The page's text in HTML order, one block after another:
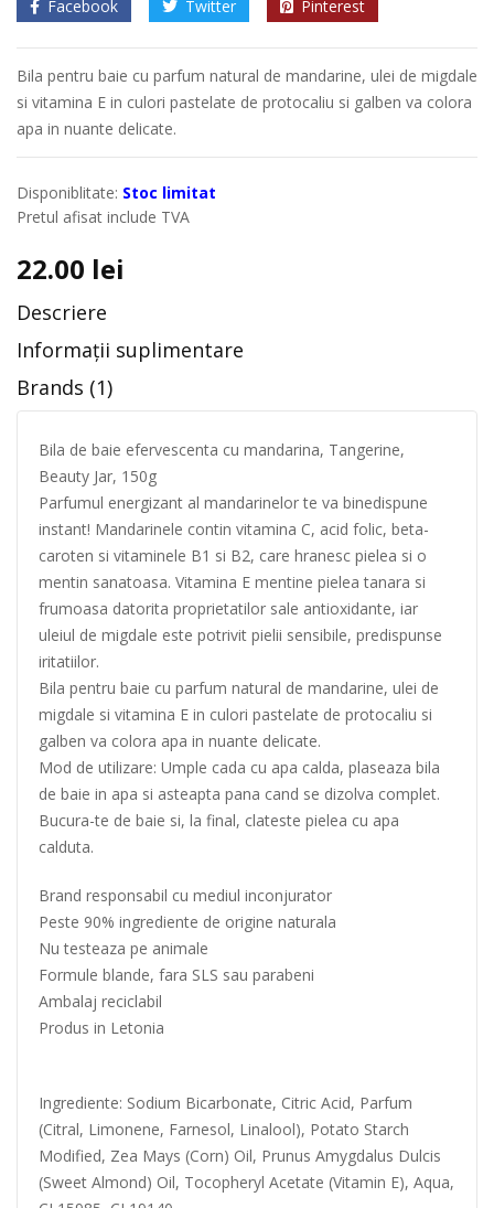
Facebook Twitter Pinterest
Bila pentru baie cu parfum natural de mandarine, ulei de migdale
si vitamina E in culori pastelate de protocaliu si galben va colora
apa in nuante delicate.
Disponiblitate: Stoc limitat
Pretul afisat include TVA
22.00 lei
Descriere
Informații suplimentare
Brands (1)
Bila de baie efervescenta cu mandarina, Tangerine,
Beauty Jar, 150g
Parfumul energizant al mandarinelor te va binedispune
instant! Mandarinele contin vitamina C, acid folic, beta-
caroten si vitaminele B1 si B2, care hranesc pielea si o
mentin sanatoasa. Vitamina E mentine pielea tanara si
frumoasa datorita proprietatilor sale antioxidante, iar
uleiul de migdale este potrivit pielii sensibile, predispunse
iritatiilor.
Bila pentru baie cu parfum natural de mandarine, ulei de
migdale si vitamina E in culori pastelate de protocaliu si
galben va colora apa in nuante delicate.
Mod de utilizare: Umple cada cu apa calda, plaseaza bila
de baie in apa si asteapta pana cand se dizolva complet.
Bucura-te de baie si, la final, clateste pielea cu apa
calduta.
Brand responsabil cu mediul inconjurator
Peste 90% ingrediente de origine naturala
Nu testeaza pe animale
Formule blande, fara SLS sau parabeni
Ambalaj reciclabil
Produs in Letonia
Ingrediente: Sodium Bicarbonate, Citric Acid, Parfum
(Citral, Limonene, Farnesol, Linalool), Potato Starch
Modified, Zea Mays (Corn) Oil, Prunus Amygdalus Dulcis
(Sweet Almond) Oil, Tocopheryl Acetate (Vitamin E), Aqua,